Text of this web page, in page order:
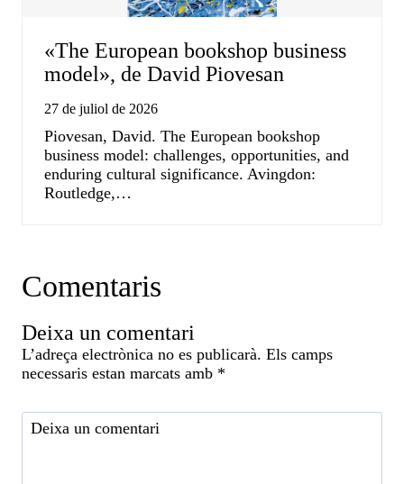
«The European bookshop business
model», de David Piovesan
27 de juliol de 2026
Piovesan, David. The European bookshop
business model: challenges, opportunities, and
enduring cultural significance. Avingdon:
Routledge,…
Comentaris
Deixa un comentari
L’adreça electrònica no es publicarà. Els camps
necessaris estan marcats amb *